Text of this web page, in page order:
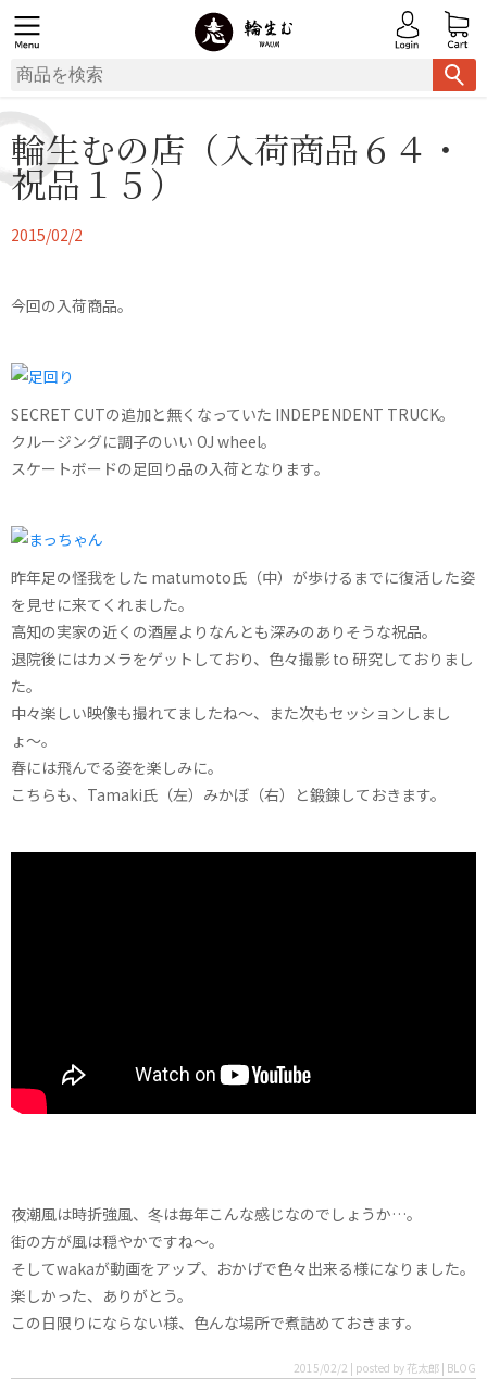
輪生むの店（入荷商品６４・
祝品１５）
2015/02/2
今回の入荷商品。
SECRET CUTの追加と無くなっていた INDEPENDENT TRUCK。
クルージングに調子のいい OJ wheel。
スケートボードの足回り品の入荷となります。
昨年足の怪我をした matumoto氏（中）が歩けるまでに復活した姿
を見せに来てくれました。
高知の実家の近くの酒屋よりなんとも深みのありそうな祝品。
退院後にはカメラをゲットしており、色々撮影 to 研究しておりまし
た。
中々楽しい映像も撮れてましたね〜、また次もセッションしまし
ょ〜。
春には飛んでる姿を楽しみに。
こちらも、Tamaki氏（左）みかぼ（右）と鍛錬しておきます。
夜潮風は時折強風、冬は毎年こんな感じなのでしょうか…。
街の方が風は穏やかですね〜。
そしてwakaが動画をアップ、おかげで色々出来る様になりました。
楽しかった、ありがとう。
この日限りにならない様、色んな場所で煮詰めておきます。
2015/02/2 | posted by 花太郎 | BLOG